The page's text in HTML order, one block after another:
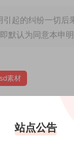
起的纠纷一切后
默认为同意本申明
素材
站点公告